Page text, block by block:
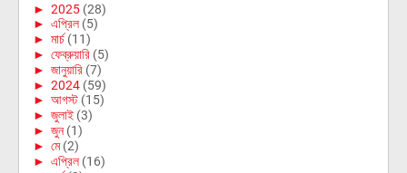
► 2025 (28)
► এপ্রিল (5)
► মার্চ (11)
► ফেব্রুয়ারি (5)
► জানুয়ারি (7)
► 2024 (59)
► আগস্ট (15)
► জুলাই (3)
► জুন (1)
► মে (2)
► এপ্রিল (16)